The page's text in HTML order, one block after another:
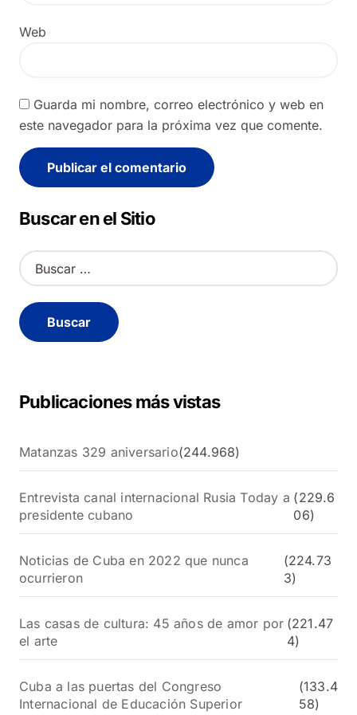
Web
Guarda mi nombre, correo electrónico y web en
este navegador para la próxima vez que comente.
Alternative:
Buscar en el Sitio
B
u
c
a
Publicaciones más vistas
Matanzas 329 aniversario(244.968)
Entrevista canal internacional Rusia Today a
presidente cubano
(229.6
06)
Noticias de Cuba en 2022 que nunca
ocurrieron
(224.73
3)
Las casas de cultura: 45 años de amor por
el arte
(221.47
4)
Cuba a las puertas del Congreso
Internacional de Educación Superior
(133.4
58)